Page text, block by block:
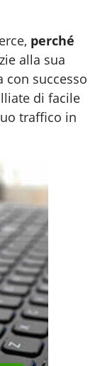
, perché
alla sua
con successo
di facile
traffico in